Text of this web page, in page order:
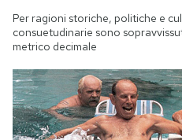
Per ragioni storiche, politiche e
consuetudinarie sono
metrico decimale